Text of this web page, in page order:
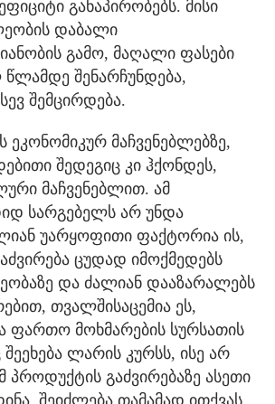
განაპირობებს. მისი
დაბალი
გამო, მაღალი ფასები
შენარჩუნდება,
შემცირდება.
ეკონომიკურ მაჩვენებლებზე,
შედეგიც კი ჰქონდეს,
მაჩვენებლით. ამ
სარგებელს არ უნდა
უარყოფითი ფაქტორია ის,
ცუდად იმოქმედებს
და ძალიან დააზარალებს
თვალშისაცემია ეს,
ფართო მოხმარების სურსათის
შეეხება ლარის კურსს, ისე არ
გაძვირებაზე ასეთი